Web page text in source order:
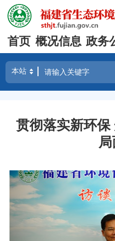
首页 概况信息 政务
贯彻落实新环